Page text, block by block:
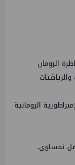
الرومانية